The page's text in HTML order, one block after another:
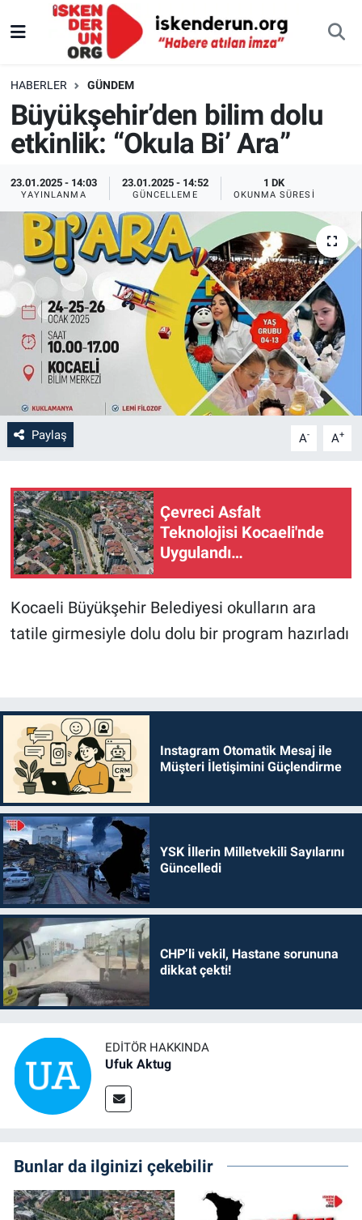
HABERLER GÜNDEM
Büyükşehir’den bilim dolu
etkinlik: “Okula Bi’ Ara”
23.01.2025 - 14:03
YAYINLANMA
23.01.2025 - 14:52
GÜNCELLEME
1 DK
OKUNMA SÜRESI
Paylaş A- A+
Çevreci Asfalt
Teknolojisi Kocaeli'nde
Uygulandı…
Kocaeli Büyükşehir Belediyesi okulların ara
tatile girmesiyle dolu dolu bir program hazırladı
Instagram Otomatik Mesaj ile
Müşteri İletişimini Güçlendirme
YSK İllerin Milletvekili Sayılarını
Güncelledi
CHP’li vekil, Hastane sorununa
dikkat çekti!
EDITÖR HAKKINDA
Ufuk Aktug
Bunlar da ilginizi çekebilir